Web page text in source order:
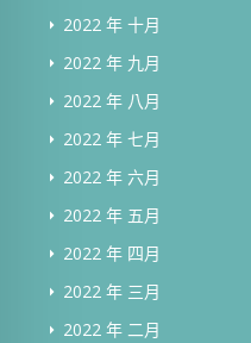
2022 年 十月
2022 年 九月
2022 年 八月
2022 年 七月
2022 年 六月
2022 年 五月
2022 年 四月
2022 年 三月
2022 年 二月